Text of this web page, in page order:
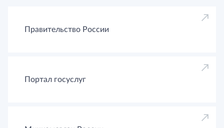
Правительство России
Портал госуслуг